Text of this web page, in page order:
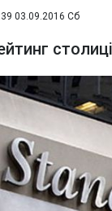
03.09.2016 Сб